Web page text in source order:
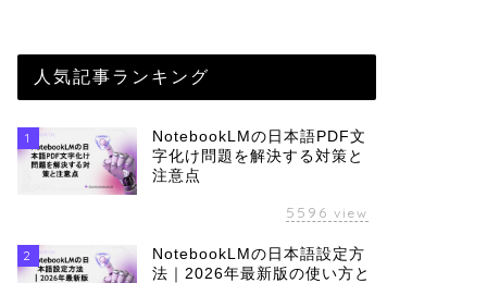
人気記事ランキング
1
NotebookLMの日本語PDF文
字化け問題を解決する対策と
注意点
5596 view
2
NotebookLMの日本語設定方
法｜2026年最新版の使い方と